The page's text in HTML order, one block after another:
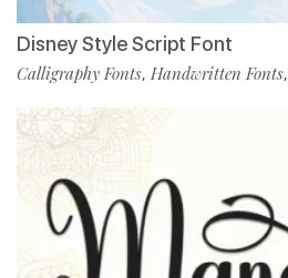
Disney Style Script Font
Calligraphy Fonts, Handwritten Fonts,